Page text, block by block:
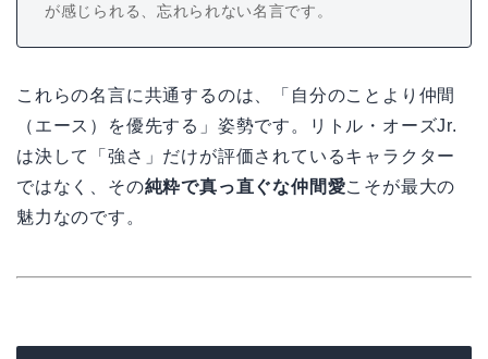
が感じられる、忘れられない名言です。
これらの名言に共通するのは、「自分のことより仲間
（エース）を優先する」姿勢です。リトル・オーズJr.
は決して「強さ」だけが評価されているキャラクター
ではなく、その純粋で真っ直ぐな仲間愛こそが最大の
魅力なのです。